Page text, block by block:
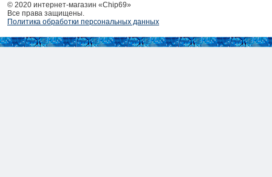
© 2020 интернет-магазин «Chip69»
Все права защищены.
Политика обработки персональных данных